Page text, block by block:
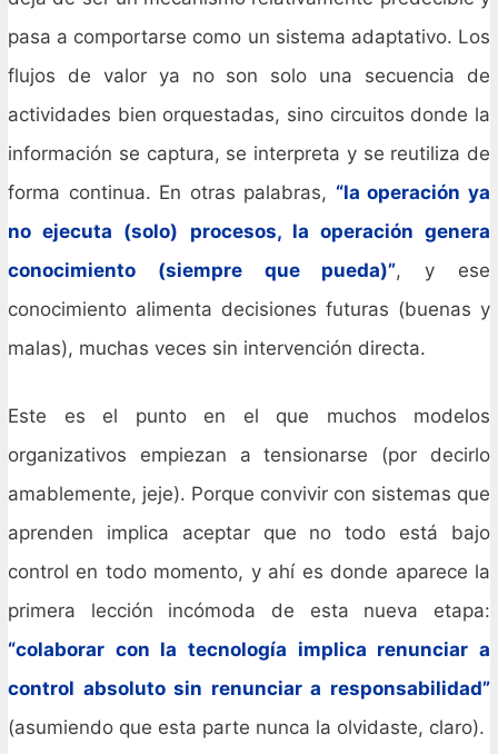
pasa a comportarse como un sistema adaptativo. Los
flujos de valor ya no son solo una secuencia de
actividades bien orquestadas, sino circuitos donde la
información se captura, se interpreta y se reutiliza de
forma continua. En otras palabras, “la operación ya
no ejecuta (solo) procesos, la operación genera
conocimiento (siempre que pueda)”, y ese
conocimiento alimenta decisiones futuras (buenas y
malas), muchas veces sin intervención directa.
Este es el punto en el que muchos modelos
organizativos empiezan a tensionarse (por decirlo
amablemente, jeje). Porque convivir con sistemas que
aprenden implica aceptar que no todo está bajo
control en todo momento, y ahí es donde aparece la
primera lección incómoda de esta nueva etapa:
“colaborar con la tecnología implica renunciar a
control absoluto sin renunciar a responsabilidad”
(asumiendo que esta parte nunca la olvidaste, claro).